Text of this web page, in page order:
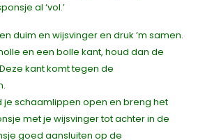
al ‘vol.’
duim en wijsvinger en druk ’m samen.
en een bolle kant, houd dan de
kant komt tegen de
je schaamlippen open en breng het
met je wijsvinger tot achter in de
goed aansluiten op de